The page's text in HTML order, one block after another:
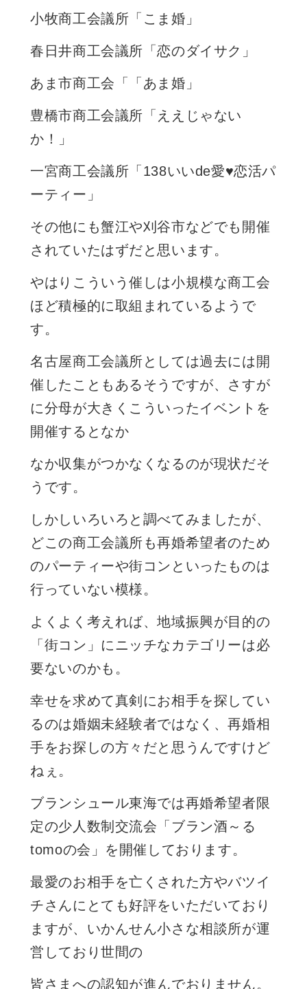
小牧商工会議所「こま婚」
春日井商工会議所「恋のダイサク」
あま市商工会「「あま婚」
豊橋市商工会議所「ええじゃない
か！」
一宮商工会議所「138いいde愛♥恋活パ
ーティー」
その他にも蟹江や刈谷市などでも開催
されていたはずだと思います。
やはりこういう催しは小規模な商工会
ほど積極的に取組まれているようで
す。
名古屋商工会議所としては過去には開
催したこともあるそうですが、さすが
に分母が大きくこういったイベントを
開催するとなか
なか収集がつかなくなるのが現状だそ
うです。
しかしいろいろと調べてみましたが、
どこの商工会議所も再婚希望者のため
のパーティーや街コンといったものは
行っていない模様。
よくよく考えれば、地域振興が目的の
「街コン」にニッチなカテゴリーは必
要ないのかも。
幸せを求めて真剣にお相手を探してい
るのは婚姻未経験者ではなく、再婚相
手をお探しの方々だと思うんですけど
ねぇ。
ブランシュール東海では再婚希望者限
定の少人数制交流会「ブラン酒～る
tomoの会」を開催しております。
最愛のお相手を亡くされた方やバツイ
チさんにとても好評をいただいており
ますが、いかんせん小さな相談所が運
営しており世間の
皆さまへの認知が進んでおりません。